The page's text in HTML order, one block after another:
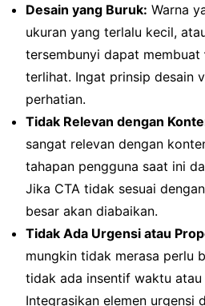
Desain yang Buruk: Warna
ukuran yang terlalu kecil,
tersembunyi dapat membuat
terlihat. Ingat prinsip desain
perhatian.
Tidak Relevan dengan
sangat relevan dengan
tahapan pengguna saat ini
Jika CTA tidak sesuai
besar akan diabaikan.
Tidak Ada Urgensi atau
mungkin tidak merasa perlu
tidak ada insentif waktu atau
Integrasikan elemen urgensi